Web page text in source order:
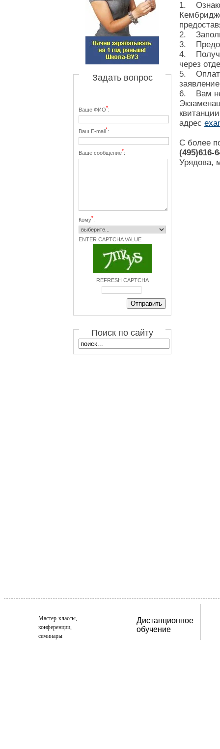
Задать вопрос
Ваше ФИО*:
Ваш E-mail*:
Ваше сообщение*:
Кому*:
ENTER CAPTCHA VALUE
REFRESH CAPTCHA
Поиск по сайту
1.
2.
3.
4.
через
5.
6. Вам
адрес
С более
(495)616-
Урядова,
Мастер-классы,
конференции,
семинары
Дистанционное
обучение